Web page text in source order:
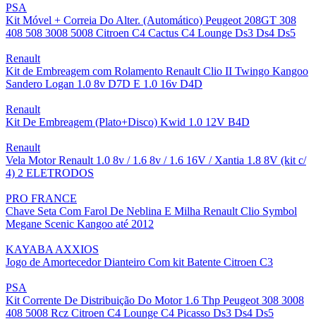
PSA
Kit Móvel + Correia Do Alter. (Automático) Peugeot 208GT 308
408 508 3008 5008 Citroen C4 Cactus C4 Lounge Ds3 Ds4 Ds5
Renault
Kit de Embreagem com Rolamento Renault Clio II Twingo Kangoo
Sandero Logan 1.0 8v D7D E 1.0 16v D4D
Renault
Kit De Embreagem (Plato+Disco) Kwid 1.0 12V B4D
Renault
Vela Motor Renault 1.0 8v / 1.6 8v / 1.6 16V / Xantia 1.8 8V (kit c/
4) 2 ELETRODOS
PRO FRANCE
Chave Seta Com Farol De Neblina E Milha Renault Clio Symbol
Megane Scenic Kangoo até 2012
KAYABA AXXIOS
Jogo de Amortecedor Dianteiro Com kit Batente Citroen C3
PSA
Kit Corrente De Distribuição Do Motor 1.6 Thp Peugeot 308 3008
408 5008 Rcz Citroen C4 Lounge C4 Picasso Ds3 Ds4 Ds5